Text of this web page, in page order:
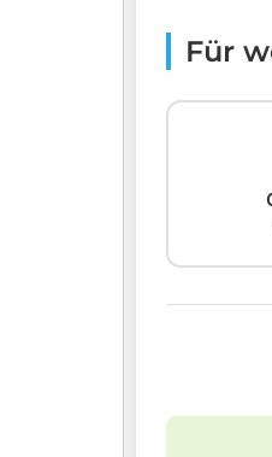
Für